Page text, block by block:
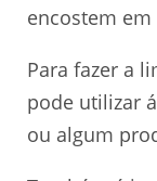
encostem
Para fazer a
pode utilizar
ou algum